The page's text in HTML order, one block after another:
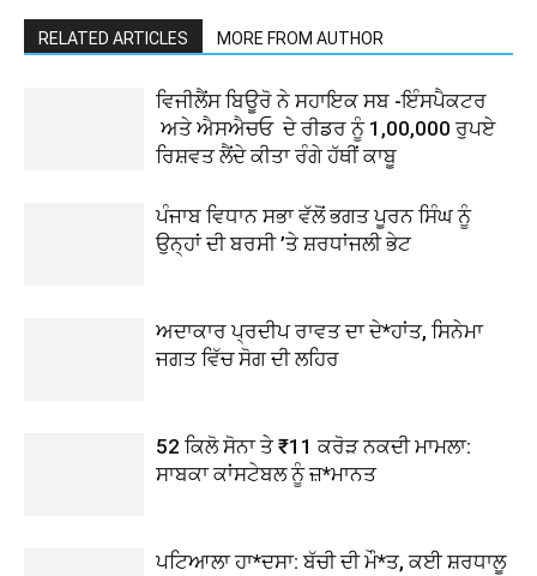
RELATED ARTICLES MORE FROM AUTHOR
ਵਿਜੀਲੈਂਸ ਬਿਊਰੋ ਨੇ ਸਹਾਇਕ ਸਬ -ਇੰਸਪੈਕਟਰ
ਅਤੇ ਐਸਐਚਓ ਦੇ ਰੀਡਰ ਨੂੰ 1,00,000 ਰੁਪਏ
ਰਿਸ਼ਵਤ ਲੈਂਦੇ ਕੀਤਾ ਰੰਗੇ ਹੱਥੀਂ ਕਾਬੂ
ਪੰਜਾਬ ਵਿਧਾਨ ਸਭਾ ਵੱਲੋਂ ਭਗਤ ਪੂਰਨ ਸਿੰਘ ਨੂੰ
ਉਨ੍ਹਾਂ ਦੀ ਬਰਸੀ ’ਤੇ ਸ਼ਰਧਾਂਜਲੀ ਭੇਟ
ਅਦਾਕਾਰ ਪ੍ਰਦੀਪ ਰਾਵਤ ਦਾ ਦੇ*ਹਾਂਤ, ਸਿਨੇਮਾ
ਜਗਤ ਵਿੱਚ ਸੋਗ ਦੀ ਲਹਿਰ
52 ਕਿਲੋ ਸੋਨਾ ਤੇ ₹11 ਕਰੋੜ ਨਕਦੀ ਮਾਮਲਾ:
ਸਾਬਕਾ ਕਾਂਸਟੇਬਲ ਨੂੰ ਜ਼*ਮਾਨਤ
ਪਟਿਆਲਾ ਹਾ*ਦਸਾ: ਬੱਚੀ ਦੀ ਮੌ*ਤ, ਕਈ ਸ਼ਰਧਾਲੂ